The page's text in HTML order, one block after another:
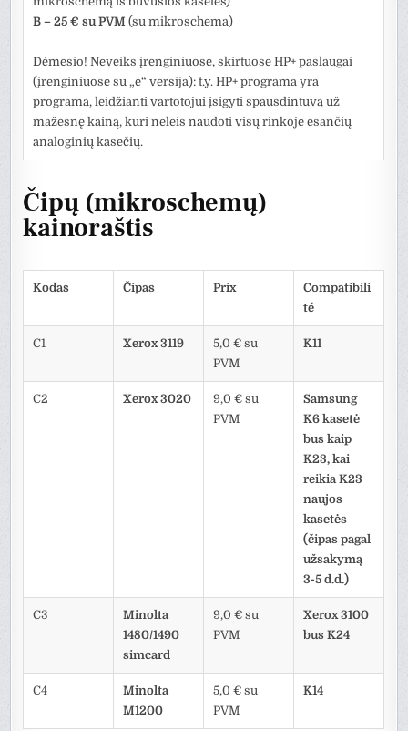
B – 25 € su PVM (su mikroschema)
Dėmesio! Neveiks įrenginiuose, skirtuose HP+ paslaugai
(įrenginiuose su „e“ versija): t.y. HP+ programa yra
programa, leidžianti vartotojui įsigyti spausdintuvą už
mažesnę kainą, kuri neleis naudoti visų rinkoje esančių
analoginių kasečių.
Čipų (mikroschemų)
kainoraštis
Kodas Čipas Prix
Compatibili
té
C1 Xerox 3119
5,0 € su
PVM
K11
C2 Xerox 3020
9,0 € su
PVM
Samsung
K6 kasetė
bus kaip
K23, kai
reikia K23
naujos
kasetės
(čipas pagal
užsakymą
3-5 d.d.)
C3
Minolta
1480/1490
simcard
9,0 € su
PVM
Xerox 3100
bus K24
C4
Minolta
M1200
5,0 € su
PVM
K14